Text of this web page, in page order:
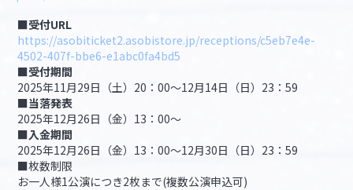
■受付URL
https://asobiticket2.asobistore.jp/receptions/c5eb7e4e-
4502-407f-bbe6-e1abc0fa4bd5
■受付期間
2025年11月29日（土）20：00～12月14日（日）23：59
■当落発表
2025年12月26日（金）13：00～
■入金期間
2025年12月26日（金）13：00～12月30日（日）23：59
■枚数制限
お一人様1公演につき2枚まで(複数公演申込可)